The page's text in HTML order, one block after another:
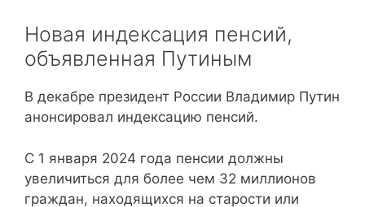
Новая индексация пенсий,
объявленная Путиным
В декабре президент России Владимир Путин
анонсировал индексацию пенсий.
С 1 января 2024 года пенсии должны
увеличиться для более чем 32 миллионов
граждан, находящихся на старости или